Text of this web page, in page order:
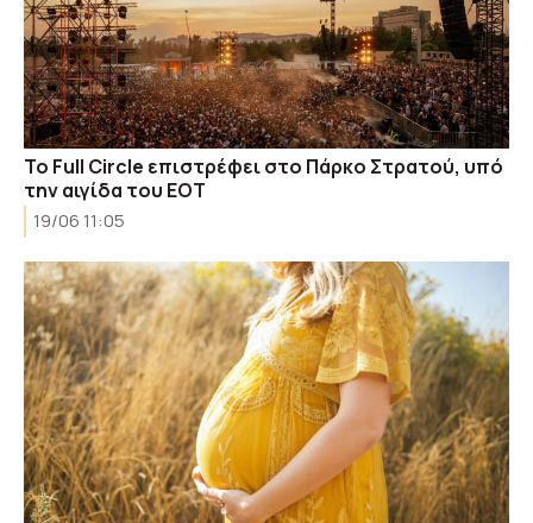
Το Full Circle επιστρέφει στο Πάρκο Στρατού, υπό
την αιγίδα του ΕΟΤ
19/06 11:05